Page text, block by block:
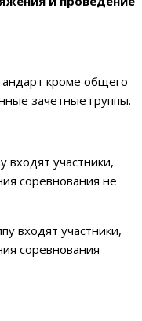
кроме общего
зачетные группы.
входят участники,
соревнования не
входят участники,
соревнования